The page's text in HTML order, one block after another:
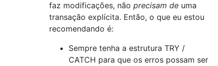
faz modificações, não precisam de uma
transação explícita. Então, o que eu estou
recomendando é:
Sempre tenha a estrutura TRY /
CATCH para que os erros possam ser